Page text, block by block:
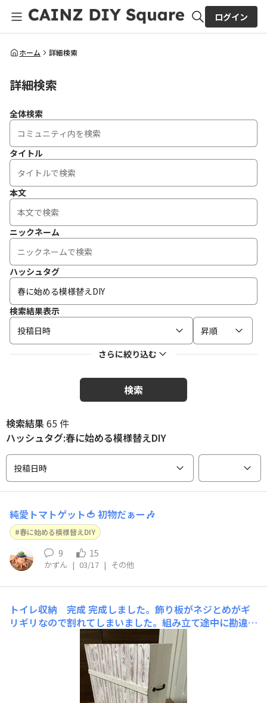
全体検索
ログイン
ホーム 詳細検索
詳細検索
全体検索
タイトル
本文
ニックネーム
ハッシュタグ
検索結果表示
投稿日時
昇順
さらに絞り込む
検索
検索結果65 件
ハッシュタグ:春に始める模様替えDIY
投稿日時
純愛トマトゲット🍅 初物だぁー🎶
春に始める模様替えDIY
9 15
かずん | 03/17 | その他
トイレ収納 完成完成しました。飾り板がネジとめがギ
リギリなので割れてしまいました。組み立て途中に勘違い
で板の長さを厚さ分間違えたと思いカットしてしまった
り、久しぶりに自分で考えて作製したのでちょっとした事
を間違えたりしてしまいました。トイレくらいテーマカラ
ーをピンクに模様替えをしてもいいかなぁと思って、ピン